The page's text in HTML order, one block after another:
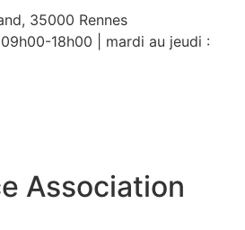
35000 Rennes
18h00 | mardi au jeudi :
Association